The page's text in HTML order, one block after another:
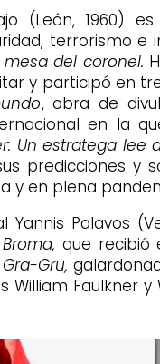
(León, 1960)
terrorismo e
mesa del coronel.
y participó en
, obra de
en la
Un estratega lee
predicciones y
en plena
Palavos
Broma, que recibió
Gra-Gru,
William Faulkner